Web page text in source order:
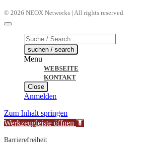
© 2026 NEOX Networks | All rights reserved.
Products
search
suchen / search
Menu
WEBSEITE
KONTAKT
Close
Anmelden
Zum Inhalt springen
Werkzeugleiste öffnen
Barrierefreiheit